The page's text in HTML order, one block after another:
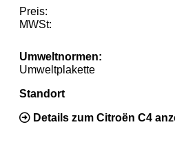
Preis:
MWSt:
Umweltnormen:
Umweltplakette
Standort
Details zum Citroën C4